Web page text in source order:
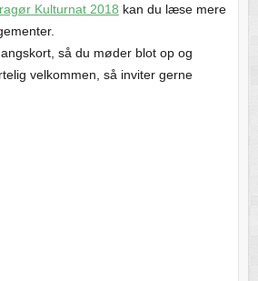
Kulturnat 2018 kan du læse mere
så du møder blot op og
velkommen, så inviter gerne